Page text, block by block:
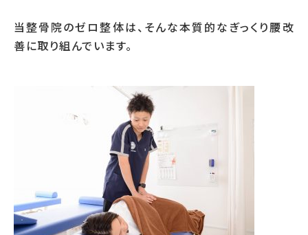
当整骨院のゼロ整体は、そんな本質的なぎっくり腰改
善に取り組んでいます。